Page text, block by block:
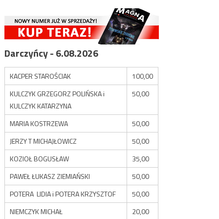
Darczyńcy - 6.08.2026
KACPER STAROŚCIAK
100,00
KULCZYK GRZEGORZ POLIŃSKA i
KULCZYK KATARZYNA
50,00
MARIA KOSTRZEWA
50,00
JERZY T MICHAJŁOWICZ
50,00
KOZIOŁ BOGUSŁAW
35,00
PAWEŁ ŁUKASZ ZIEMIAŃSKI
50,00
POTERA LIDIA i POTERA KRZYSZTOF
50,00
NIEMCZYK MICHAŁ
20,00